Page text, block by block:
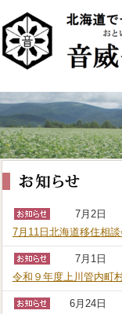
ビ
ゲ
ー
シ
を
飛
ば
す
7月2日
7月11日­北海道移住­相
7月1日
令和９年度上川管内町
6月24日